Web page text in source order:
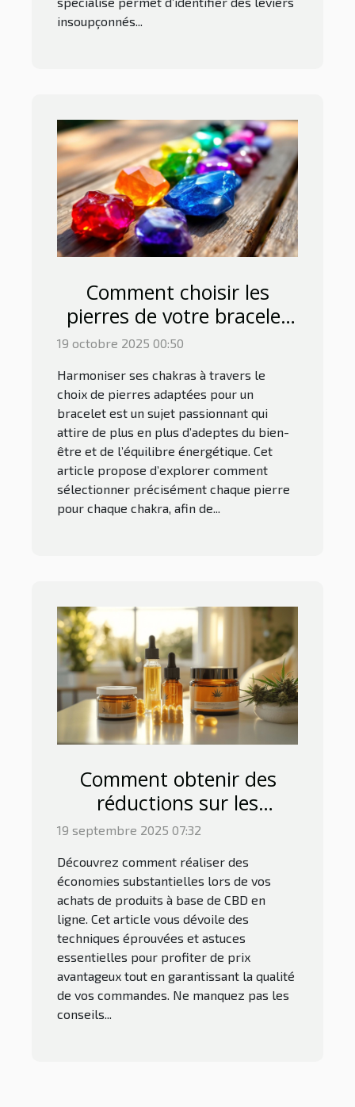
insoupçonnés...
Comment choisir les
pierres de votre bracelet
pour harmoniser les
chakras ?
19 octobre 2025 00:50
Harmoniser ses chakras à travers le
choix de pierres adaptées pour un
bracelet est un sujet passionnant qui
attire de plus en plus d’adeptes du bien-
être et de l’équilibre énergétique. Cet
article propose d’explorer comment
sélectionner précisément chaque pierre
pour chaque chakra, afin de...
Comment obtenir des
réductions sur les
produits à base de CBD
en ligne ?
19 septembre 2025 07:32
Découvrez comment réaliser des
économies substantielles lors de vos
achats de produits à base de CBD en
ligne. Cet article vous dévoile des
techniques éprouvées et astuces
essentielles pour profiter de prix
avantageux tout en garantissant la qualité
de vos commandes. Ne manquez pas les
conseils...